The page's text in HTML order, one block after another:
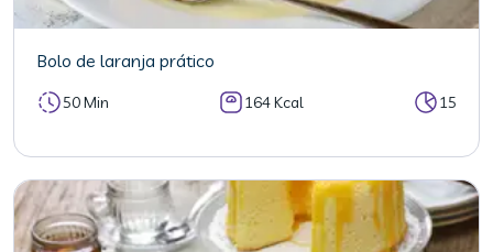
Bolo de laranja prático
50 Min 164 Kcal 15